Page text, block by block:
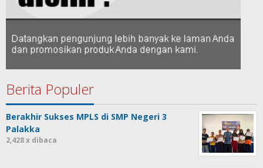
Berita Populer
Berakhir Sukses MPLS di SMP Negeri 3
Palakka
2,428 x dibaca